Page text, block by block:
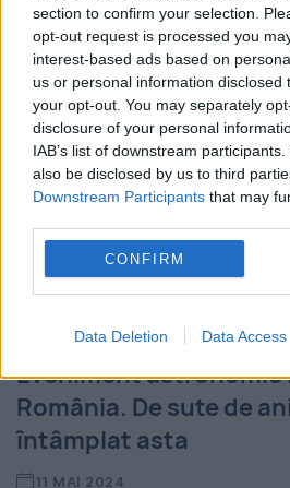
section to confirm your selection.
opt-out request is processed you
interest-based ads based on
us or personal information disclosed
your opt-out. You may separately
disclosure of your personal
IAB’s list of downstream
also be disclosed by us to third
Downstream Participants that may
CONFIRM
Data Deletion Data Access
vizibilă în Republica
Eveniment
România. De sute de
întâmplat asta
11 MAI 2024